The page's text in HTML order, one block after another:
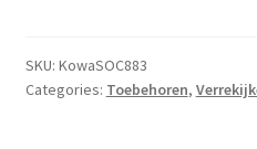
881/883
quantity
SKU: KowaSOC883
Categories: Toebehoren,